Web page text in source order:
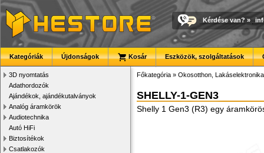
Kérdése van? »
Kategóriák Újdonságok Kosár Eszközök, szolgáltatások
3D nyomtatás
Adathordozók
Ajándékok, ajándékutalványok
Analóg áramkörök
Audiotechnika
Autó HiFi
Biztosítékok
Csatlakozók
Főkategória » Okosotthon, Lakáselektronika
SHELLY-1-GEN3
Shelly 1 Gen3 (R3) egy